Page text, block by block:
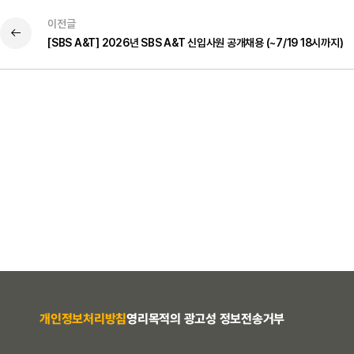
이전글
[SBS A&T] 2026년 SBS A&T 신입사원 공개채용 (~7/19 18시까지)
개인정보처리방침영리목적의 광고성 정보전송거부